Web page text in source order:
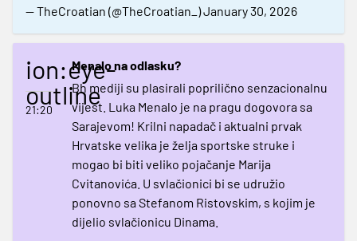
— TheCroatian (@TheCroatian_)January 30, 2026
ion:eye-
outline
21:20
Menalo na odlasku?
Bh mediji su plasirali poprilično senzacionalnu
vijest. Luka Menalo je na pragu dogovora sa
Sarajevom! Krilni napadač i aktualni prvak
Hrvatske velika je želja sportske struke i
mogao bi biti veliko pojačanje Marija
Cvitanovića. U svlačionici bi se udružio
ponovno sa Stefanom Ristovskim, s kojim je
dijelio svlačionicu Dinama.